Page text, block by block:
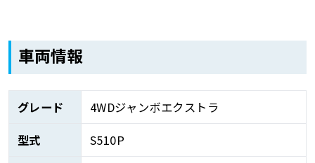
車両情報
グレード
4WDジャンボエクストラ
型式
S510P